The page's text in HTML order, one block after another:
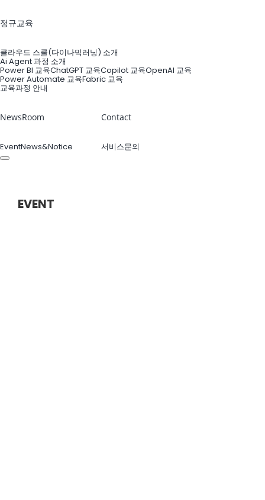
정규교육
클라우드 스쿨(다이나믹러닝) 소개
Ai Agent 과정 소개
Power BI 교육ChatGPT 교육Copilot 교육OpenAI 교육
Power Automate 교육Fabric 교육
교육과정 안내
NewsRoom
EventNews&Notice
Contact
서비스문의
EVENT